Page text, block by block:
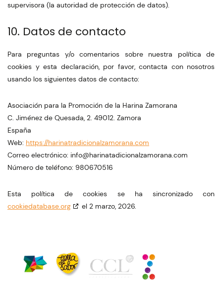
supervisora (la autoridad de protección de datos).
10. Datos de contacto
Para preguntas y/o comentarios sobre nuestra política de
cookies y esta declaración, por favor, contacta con nosotros
usando los siguientes datos de contacto:
Asociación para la Promoción de la Harina Zamorana
C. Jiménez de Quesada, 2. 49012. Zamora
España
Web: https://harinatradicionalzamorana.com
Correo electrónico: info@harinatadicionalzamorana.com
Número de teléfono: 980670516
Esta política de cookies se ha sincronizado con
cookiedatabase.org
el 2 marzo, 2026.